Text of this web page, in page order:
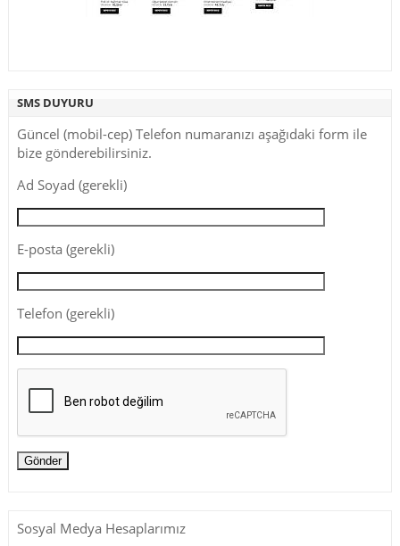
SMS DUYURU
Güncel (mobil-cep) Telefon numaranızı aşağıdaki form ile
bize gönderebilirsiniz.
Ad Soyad (gerekli)
E-posta (gerekli)
Telefon (gerekli)
Sosyal Medya Hesaplarımız